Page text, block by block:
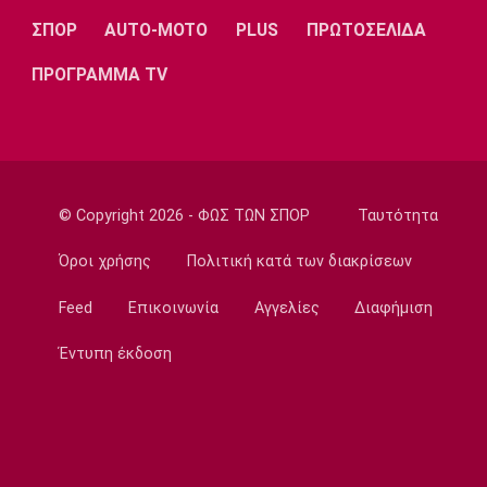
23:00
της Τσερνομόρετς
EuroLeague
Ενδιαφέρον της Μάλαγα για Μπόλομποϊ
Στίβος
Μπακογιάννη, στον τελικό της σφυροβολίας
ΣΠΟΡ AUTO-MOTO PLUS ΠΡΩΤΟΣΕΛΙΔΑ
ΠΡΟΓΡΑΜΜΑ TV
© Copyright 2026 - ΦΩΣ ΤΩΝ ΣΠΟΡ Ταυτότητα
Όροι χρήσης Πολιτική κατά των διακρίσεων
Feed Επικοινωνία Αγγελίες Διαφήμιση
Έντυπη έκδοση